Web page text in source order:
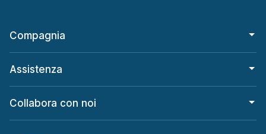
Compagnia
Assistenza
Collabora con noi